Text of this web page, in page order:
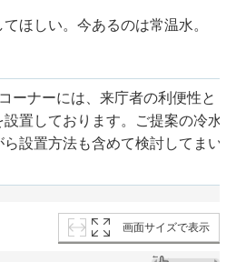
ほしい。今あるのは常温水。
ーナーには、来庁者の利便性と
設置しております。ご提案の冷水
設置方法も含めて検討してまい
画面サイズで表示